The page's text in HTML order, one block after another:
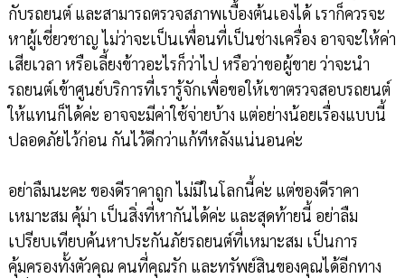
กับรถยนต์ และสามารถตรวจสภาพเบื้องต้นเองได้ เราก็ควรจะ
หาผู้เชี่ยวชาญ ไม่ว่าจะเป็นเพื่อนที่เป็นช่างเครื่อง อาจจะให้ค่า
เสียเวลา หรือเลี้ยงข้าวอะไรก็ว่าไป หรือว่าขอผู้ขาย ว่าจะนำ
รถยนต์เข้าศูนย์บริการที่เรารู้จักเพื่อขอให้เขาตรวจสอบรถยนต์
ให้แทนก็ได้ค่ะ อาจจะมีค่าใช้จ่ายบ้าง แต่อย่างน้อยเรื่องแบบนี้
ปลอดภัยไว้ก่อน กันไว้ดีกว่าแก้ทีหลังแน่นอนค่ะ
อย่าลืมนะคะ ของดีราคาถูก ไม่มีในโลกนี้ค่ะ แต่ของดีราคา
เหมาะสม คุ้ม่า เป็นสิ่งที่หากันได้ค่ะ และสุดท้ายนี้ อย่าลืม
เปรียบเทียบค้นหาประกันภัยรถยนต์ที่เหมาะสม เป็นการ
คุ้มครองทั้งตัวคุณ คนที่คุณรัก และทรัพย์สินของคุณได้อีกทาง